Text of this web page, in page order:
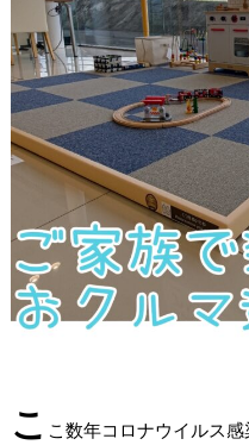
こ こ数年コロナウイルス